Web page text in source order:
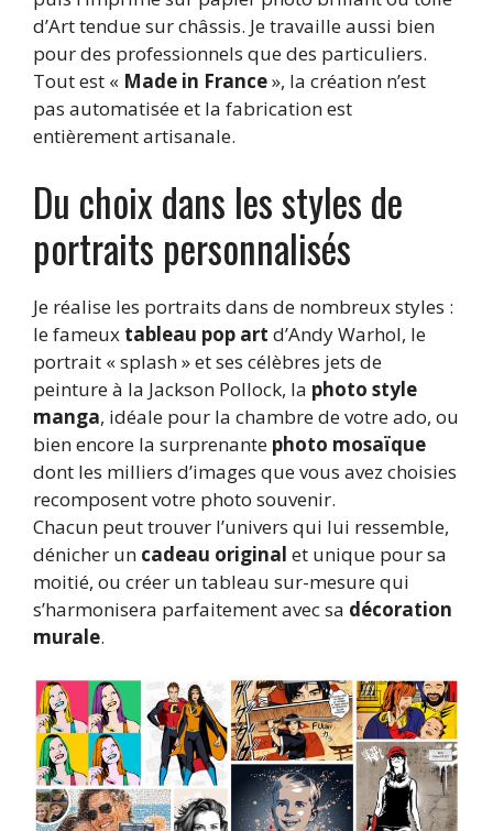
d’Art tendue sur châssis. Je travaille aussi bien
pour des professionnels que des particuliers.
Tout est « Made in France», la création n’est
pas automatisée et la fabrication est
entièrement artisanale.
Du choix dans les styles de
portraits personnalisés
Je réalise les portraits dans de nombreux styles :
le fameux tableau pop art d’Andy Warhol, le
portrait « splash » et ses célèbres jets de
peinture à la Jackson Pollock, la photo style
manga, idéale pour la chambre de votre ado, ou
bien encore la surprenante photo mosaïque
dont les milliers d’images que vous avez choisies
recomposent votre photo souvenir.
Chacun peut trouver l’univers qui lui ressemble,
dénicher un cadeau original et unique pour sa
moitié, ou créer un tableau sur-mesure qui
s’harmonisera parfaitement avec sa décoration
murale.